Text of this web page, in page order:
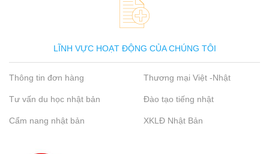
LĨNH VỰC HOẠT ĐỘNG CỦA CHÚNG TÔI
Thông tin đơn hàng Thương mại Việt -Nhật
Tư vấn du học nhật bản Đào tạo tiếng nhật
Cẩm nang nhật bản XKLĐ Nhật Bản